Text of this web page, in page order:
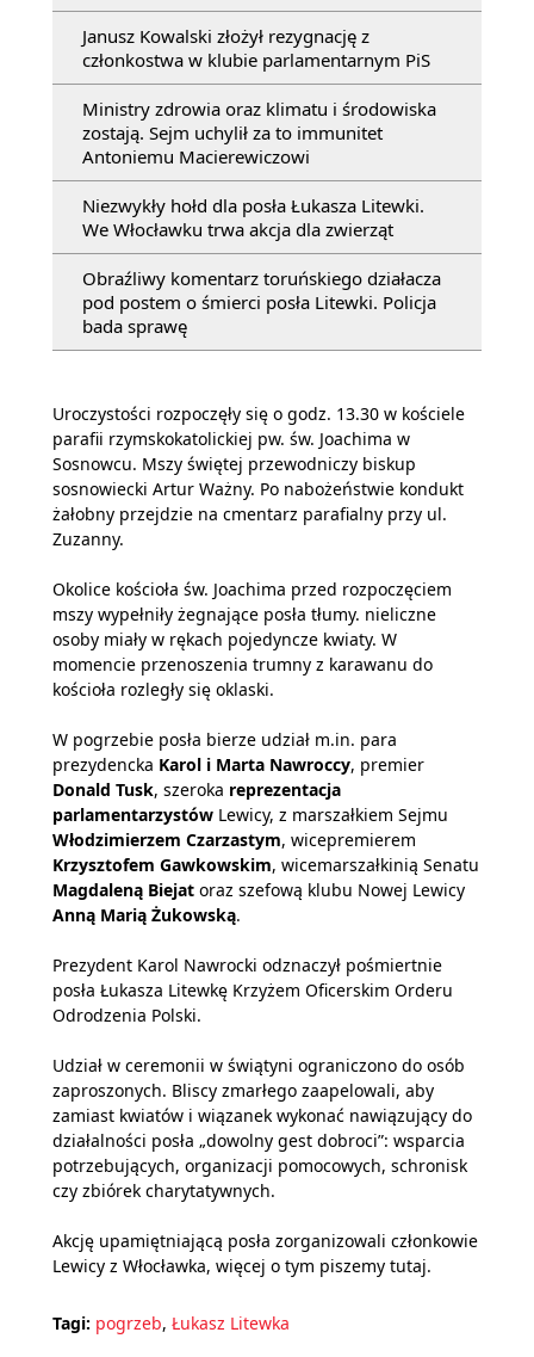
Janusz Kowalski złożył rezygnację z
członkostwa w klubie parlamentarnym PiS
Ministry zdrowia oraz klimatu i środowiska
zostają. Sejm uchylił za to immunitet
Antoniemu Macierewiczowi
Niezwykły hołd dla posła Łukasza Litewki.
We Włocławku trwa akcja dla zwierząt
Obraźliwy komentarz toruńskiego działacza
pod postem o śmierci posła Litewki. Policja
bada sprawę
Uroczystości rozpoczęły się o godz. 13.30 w kościele
parafii rzymskokatolickiej pw. św. Joachima w
Sosnowcu. Mszy świętej przewodniczy biskup
sosnowiecki Artur Ważny. Po nabożeństwie kondukt
żałobny przejdzie na cmentarz parafialny przy ul.
Zuzanny.
Okolice kościoła św. Joachima przed rozpoczęciem
mszy wypełniły żegnające posła tłumy. nieliczne
osoby miały w rękach pojedyncze kwiaty. W
momencie przenoszenia trumny z karawanu do
kościoła rozległy się oklaski.
W pogrzebie posła bierze udział m.in. para
prezydencka Karol i Marta Nawroccy, premier
Donald Tusk, szeroka reprezentacja
parlamentarzystów Lewicy, z marszałkiem Sejmu
Włodzimierzem Czarzastym, wicepremierem
Krzysztofem Gawkowskim, wicemarszałkinią Senatu
Magdaleną Biejat oraz szefową klubu Nowej Lewicy
Anną Marią Żukowską.
Prezydent Karol Nawrocki odznaczył pośmiertnie
posła Łukasza Litewkę Krzyżem Oficerskim Orderu
Odrodzenia Polski.
Udział w ceremonii w świątyni ograniczono do osób
zaproszonych. Bliscy zmarłego zaapelowali, aby
zamiast kwiatów i wiązanek wykonać nawiązujący do
działalności posła „dowolny gest dobroci”: wsparcia
potrzebujących, organizacji pomocowych, schronisk
czy zbiórek charytatywnych.
Akcję upamiętniającą posła zorganizowali członkowie
Lewicy z Włocławka, więcej o tym piszemy tutaj.
Tagi: pogrzeb, Łukasz Litewka